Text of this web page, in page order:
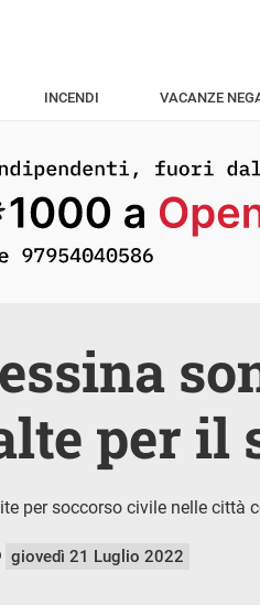
INCENDI VACANZE
per il
per soccorso civile nelle città
giovedì 21 Luglio 2022